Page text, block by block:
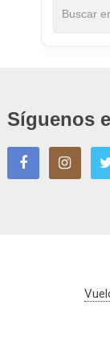
Síguenos